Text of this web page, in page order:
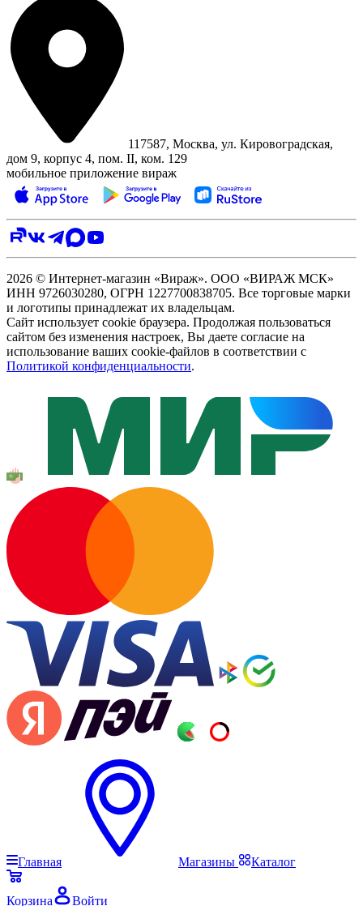
117587, Москва, ул. Кировоградская,
дом 9, корпус 4, пом. II, ком. 129
мобильное приложение вираж
2026 © Интернет-магазин «Вираж». ООО «ВИРАЖ МСК»
ИНН 9726030280, ОГРН 1227700838705. Все торговые марки
и логотипы принадлежат их владельцам.
Сайт использует cookie браузера. Продолжая пользоваться
сайтом без изменения настроек, Вы даете согласие на
использование ваших cookie-файлов в соответствии с
Политикой конфиденциальности.
Главная Магазины Каталог
Корзина Войти